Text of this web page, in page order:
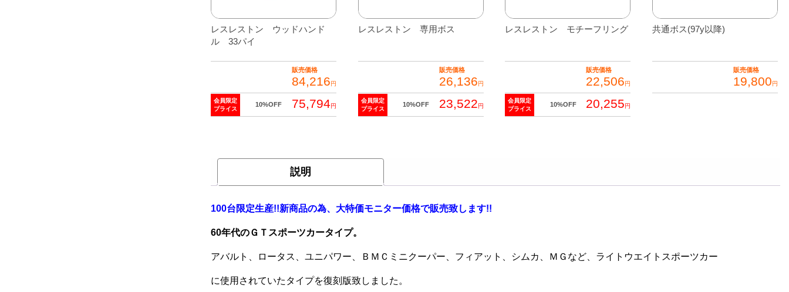
レスレストン ウッドハンド
ル 33パイ
販売価格
84,216円
会員限定
プライス
10%OFF 75,794円
レスレストン 専用ボス
販売価格
26,136円
会員限定
プライス
10%OFF 23,522円
レスレストン モチーフリング
販売価格
22,506円
会員限定
プライス
10%OFF 20,255円
共通ボス(97y以降)
販売価格
19,800円
説明
100台限定生産!!新商品の為、大特価モニター価格で販売致します!!
60年代のＧＴスポーツカータイプ。
アバルト、ロータス、ユニパワー、ＢＭＣミニクーパー、フィアット、シムカ、ＭＧなど、ライトウエイトスポーツカー
に使用されていたタイプを復刻版致しました。